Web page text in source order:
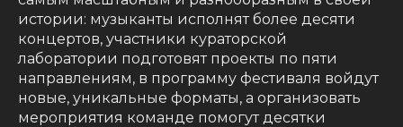
истории: музыканты исполнят более десяти
концертов, участники кураторской
лаборатории подготовят проекты по пяти
направлениям, в программу фестиваля войдут
новые, уникальные форматы, а организовать
мероприятия команде помогут десятки